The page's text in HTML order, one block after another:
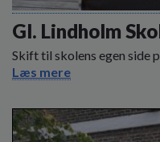
Gl. Lindholm
Skift til skolens egen side
Læs mere